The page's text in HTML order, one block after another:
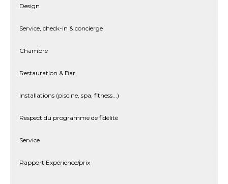
Design
Service, check-in & concierge
Chambre
Restauration & Bar
Installations (piscine, spa, fitness...)
Respect du programme de fidélité
Service
Rapport Expérience/prix